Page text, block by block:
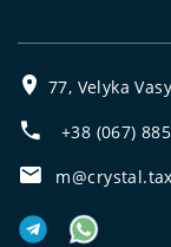
77, Velyka
+38 (067)
m@crystal.tax